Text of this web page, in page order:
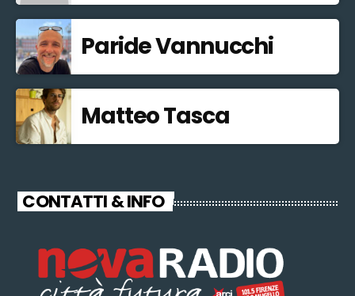
Paride Vannucchi
Matteo Tasca
CONTATTI & INFO